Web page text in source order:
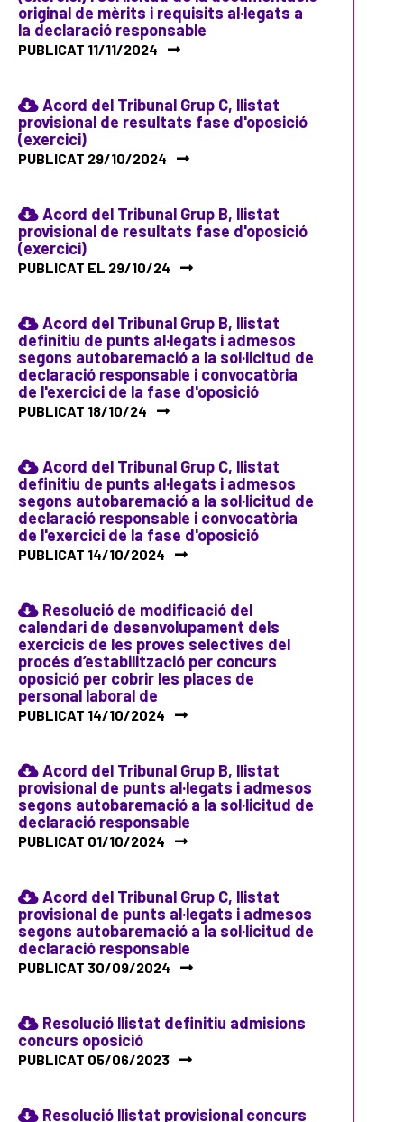
original de mèrits i requisits al·legats a
la declaració responsable
PUBLICAT 11/11/2024
Acord del Tribunal Grup C, llistat
provisional de resultats fase d'oposició
(exercici)
PUBLICAT 29/10/2024
Acord del Tribunal Grup B, llistat
provisional de resultats fase d'oposició
(exercici)
PUBLICAT EL 29/10/24
Acord del Tribunal Grup B, llistat
definitiu de punts al·legats i admesos
segons autobaremació a la sol·licitud de
declaració responsable i convocatòria
de l'exercici de la fase d'oposició
PUBLICAT 18/10/24
Acord del Tribunal Grup C, llistat
definitiu de punts al·legats i admesos
segons autobaremació a la sol·licitud de
declaració responsable i convocatòria
de l'exercici de la fase d'oposició
PUBLICAT 14/10/2024
Resolució de modificació del
calendari de desenvolupament dels
exercicis de les proves selectives del
procés d’estabilització per concurs
oposició per cobrir les places de
personal laboral de
PUBLICAT 14/10/2024
Acord del Tribunal Grup B, llistat
provisional de punts al·legats i admesos
segons autobaremació a la sol·licitud de
declaració responsable
PUBLICAT 01/10/2024
Acord del Tribunal Grup C, llistat
provisional de punts al·legats i admesos
segons autobaremació a la sol·licitud de
declaració responsable
PUBLICAT 30/09/2024
Resolució llistat definitiu admisions
concurs oposició
PUBLICAT 05/06/2023
Resolució llistat provisional concurs